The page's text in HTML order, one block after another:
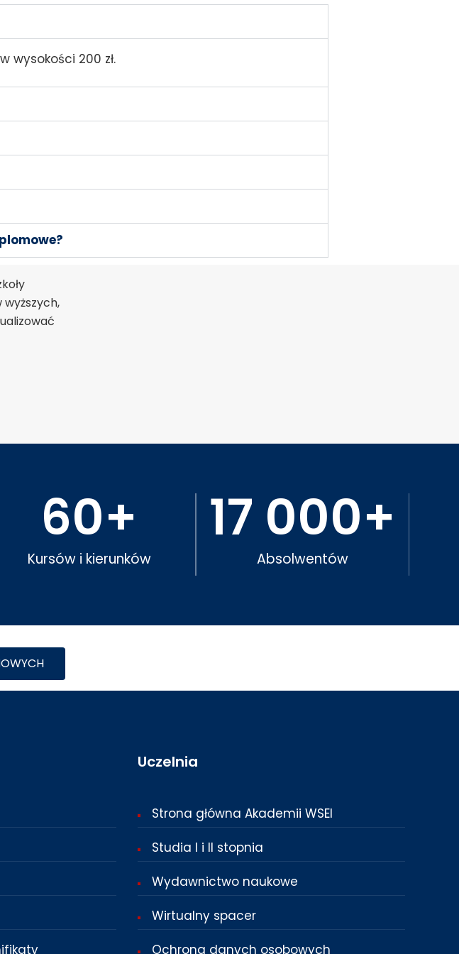
wysokości 200 zł.
Kursów i kierunków
60+
Absolwentów
17 000+
Uczelnia
Strona główna Akademii WSEI
Studia I i II stopnia
Wydawnictwo naukowe
Wirtualny spacer
Ochrona danych osobowych